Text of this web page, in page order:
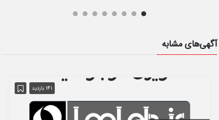
آگهی‌های مشابه
141 بازدید